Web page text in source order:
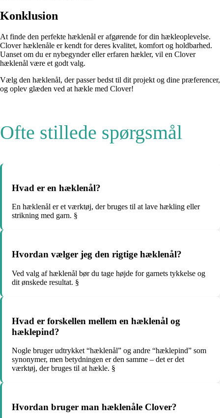
Konklusion
At finde den perfekte hæklenål er afgørende for din hækleoplevelse.
Clover hæklenåle er kendt for deres kvalitet, komfort og holdbarhed.
Uanset om du er nybegynder eller erfaren hækler, vil en Clover
hæklenål være et godt valg.
Vælg den hæklenål, der passer bedst til dit projekt og dine præferencer,
og oplev glæden ved at hækle med Clover!
Ofte stillede spørgsmål
Hvad er en hæklenål?
En hæklenål er et værktøj, der bruges til at lave hækling eller
strikning med garn. §
Hvordan vælger jeg den rigtige hæklenål?
Ved valg af hæklenål bør du tage højde for garnets tykkelse og
dit ønskede resultat. §
Hvad er forskellen mellem en hæklenål og
hæklepind?
Nogle bruger udtrykket “hæklenål” og andre “hæklepind” som
synonymer, men betydningen er den samme – det er det
værktøj, der bruges til at hækle. §
Hvordan bruger man hæklenåle Clover?